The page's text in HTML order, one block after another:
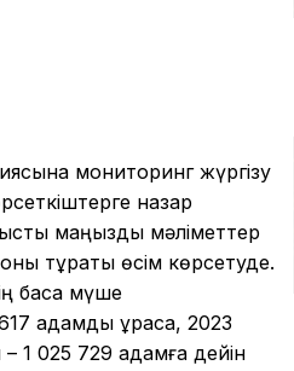
мониторинг жүргізу
назар
маңызды мәліметтер
тұрақты өсім көрсетуде.
басқа мүше
адамды құраса, 2023
1 025 729 адамға дейін